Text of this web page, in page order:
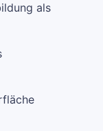
als